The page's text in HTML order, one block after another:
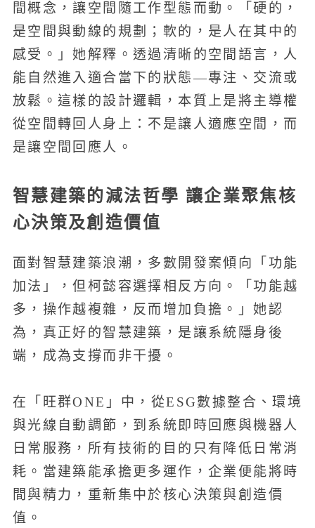
間概念，讓空間隨工作型態而動。「硬的，
是空間與動線的規劃；軟的，是人在其中的
感受。」她解釋。透過清晰的空間語言，人
能自然進入適合當下的狀態—專注、交流或
放鬆。這樣的設計邏輯，本質上是將主導權
從空間轉回人身上：不是讓人適應空間，而
是讓空間回應人。
智慧建築的減法哲學 讓企業聚焦核
心決策及創造價值
面對智慧建築浪潮，多數開發案傾向「功能
加法」，但柯懿容選擇相反方向。「功能越
多，操作越複雜，反而增加負擔。」她認
為，真正好的智慧建築，是讓系統隱身後
端，成為支撐而非干擾。
在「旺群ONE」中，從ESG數據整合、環境
與光線自動調節，到系統即時回應與機器人
日常服務，所有技術的目的只有降低日常消
耗。當建築能承擔更多運作，企業便能將時
間與精力，重新集中於核心決策與創造價
值。